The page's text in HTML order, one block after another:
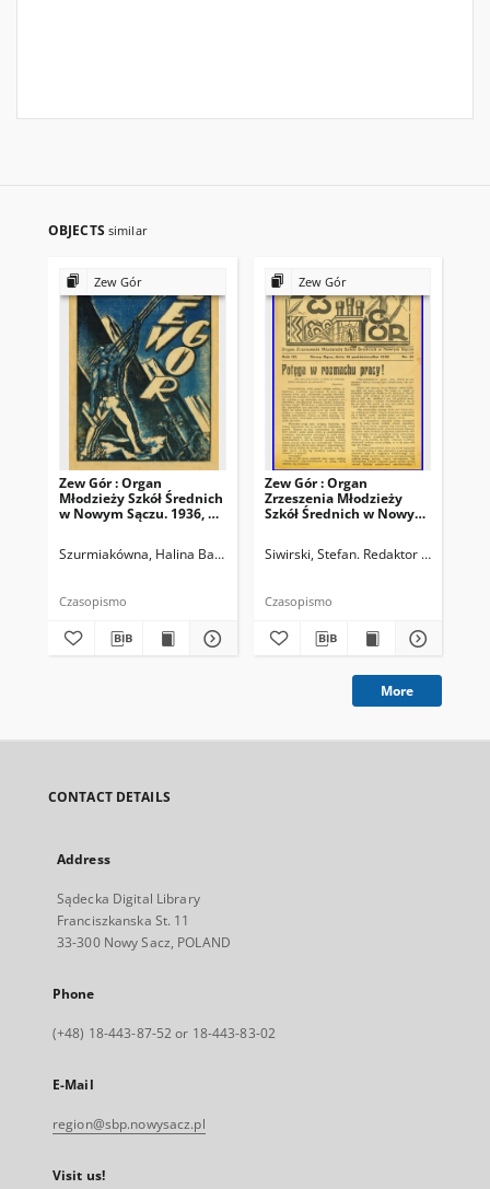
OBJECTS similar
Zew Gór
Zew Gór : Organ
Młodzieży Szkół Średnich
w Nowym Sączu. 1936, R.
Szurmiakówna, Halina Barbara (1920-1945). Redaktor naczelny
Czasopismo
Zew Gór
Zew Gór : Organ
Zrzeszenia Młodzieży
Szkół Średnich w Nowym
Siwirski, Stefan. Redaktor naczelny
Czasopismo
More
CONTACT DETAILS
Address
Sądecka Digital Library
Franciszkanska St. 11
33-300 Nowy Sacz, POLAND
Phone
(+48) 18-443-87-52 or 18-443-83-02
E-Mail
region@sbp.nowysacz.pl
Visit us!